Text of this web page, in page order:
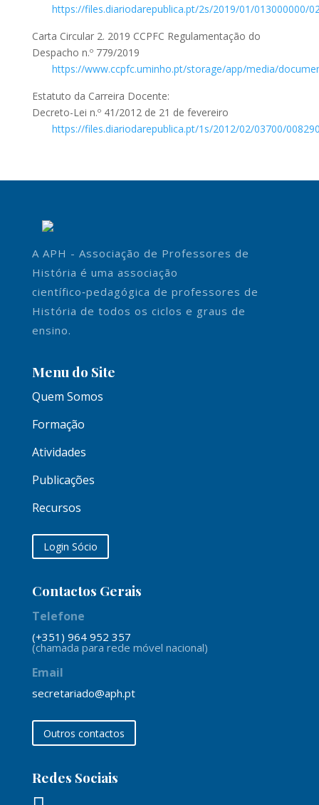
https://files.diariodarepublica.pt/2s/2019/01/013000000/
Carta Circular 2. 2019 CCPFC Regulamentação do
Despacho n.º 779/2019
https://www.ccpfc.uminho.pt/storage/app/media/
Estatuto da Carreira Docente:
Decreto-Lei n.º 41/2012 de 21 de fevereiro
https://files.diariodarepublica.pt/1s/2012/02/03700/
A APH - Associação de Professores de
História é uma associação
científico‑pedagógica de professores de
História de todos os ciclos e graus de
ensino.
Menu do Site
Quem Somos
Formação
Atividades
Publicações
Recursos
Login Sócio
Contactos Gerais
Telefone
(+351) 964 952 357
(chamada para rede móvel nacional)
Email
secretariado@aph.pt
Outros contactos
Redes Sociais